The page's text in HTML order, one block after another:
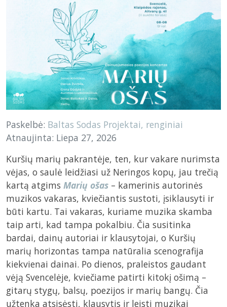
Paskelbė: Baltas Sodas Projektai, renginiai
Atnaujinta: Liepa 27, 2026
Kuršių marių pakrantėje, ten, kur vakare nurimsta
vėjas, o saulė leidžiasi už Neringos kopų, jau trečią
kartą atgims Marių ošas – kamerinis autorinės
muzikos vakaras, kviečiantis sustoti, įsiklausyti ir
būti kartu. Tai vakaras, kuriame muzika skamba
taip arti, kad tampa pokalbiu. Čia susitinka
bardai, dainų autoriai ir klausytojai, o Kuršių
marių horizontas tampa natūralia scenografija
kiekvienai dainai. Po dienos, praleistos gaudant
vėją Svencelėje, kviečiame patirti kitokį ošimą –
gitarų stygų, balsų, poezijos ir marių bangų. Čia
užtenka atsisėsti, klausytis ir leisti muzikai